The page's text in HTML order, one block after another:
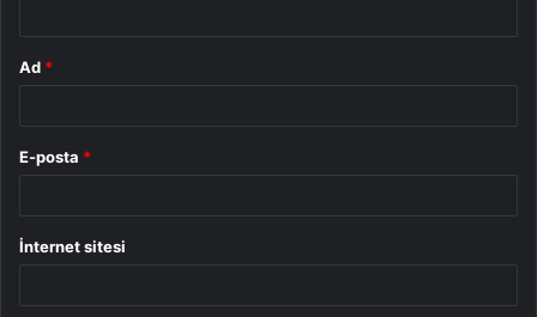
Ad *
E-posta *
İnternet sitesi